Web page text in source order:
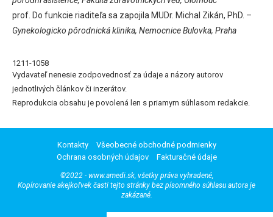
prof. Do funkcie riaditeľa sa zapojila MUDr. Michal Zikán, PhD. –
Gynekologicko pôrodnická klinika, Nemocnice Bulovka, Praha
1211-1058
Vydavateľ nenesie zodpovednosť za údaje a názory autorov
jednotlivých článkov či inzerátov.
Reprodukcia obsahu je povolená len s priamym súhlasom redakcie.
Kontakty
Všeobecné obchodné podmienky
Ochrana osobných údajov
Fakturačné údaje
©2022 - www.amedi.sk, všetky práva vyhradené,
Kopírovanie akejkoľvek časti tejto stránky bez písomného súhlasu autora je
zakázané.